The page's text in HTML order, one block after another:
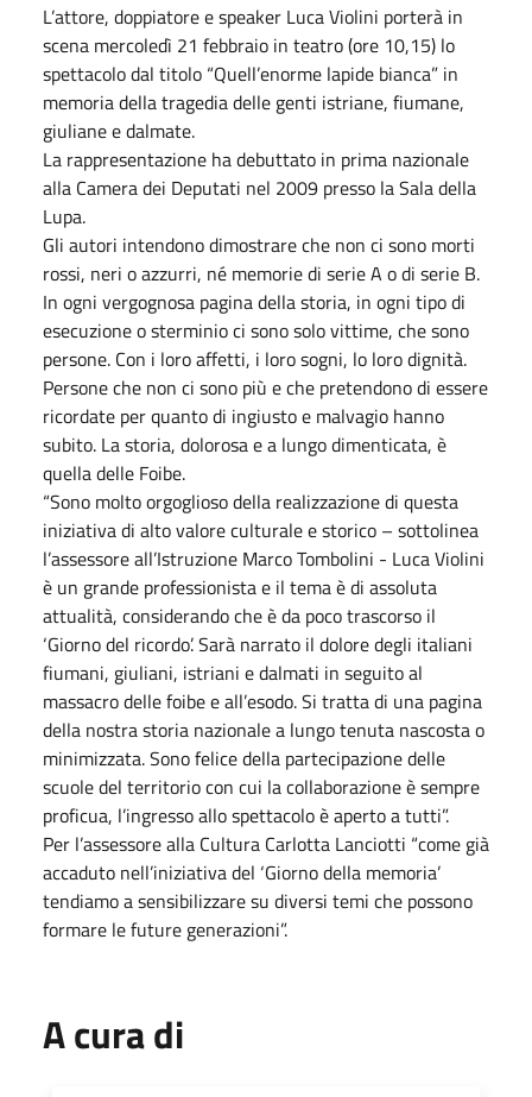
L’attore, doppiatore e speaker Luca Violini porterà in
scena mercoledì 21 febbraio in teatro (ore 10,15) lo
spettacolo dal titolo “Quell’enorme lapide bianca” in
memoria della tragedia delle genti istriane, fiumane,
giuliane e dalmate.
La rappresentazione ha debuttato in prima nazionale
alla Camera dei Deputati nel 2009 presso la Sala della
Lupa.
Gli autori intendono dimostrare che non ci sono morti
rossi, neri o azzurri, né memorie di serie A o di serie B.
In ogni vergognosa pagina della storia, in ogni tipo di
esecuzione o sterminio ci sono solo vittime, che sono
persone. Con i loro affetti, i loro sogni, lo loro dignità.
Persone che non ci sono più e che pretendono di essere
ricordate per quanto di ingiusto e malvagio hanno
subito. La storia, dolorosa e a lungo dimenticata, è
quella delle Foibe.
“Sono molto orgoglioso della realizzazione di questa
iniziativa di alto valore culturale e storico – sottolinea
l’assessore all’Istruzione Marco Tombolini - Luca Violini
è un grande professionista e il tema è di assoluta
attualità, considerando che è da poco trascorso il
‘Giorno del ricordo’. Sarà narrato il dolore degli italiani
fiumani, giuliani, istriani e dalmati in seguito al
massacro delle foibe e all’esodo. Si tratta di una pagina
della nostra storia nazionale a lungo tenuta nascosta o
minimizzata. Sono felice della partecipazione delle
scuole del territorio con cui la collaborazione è sempre
proficua, l’ingresso allo spettacolo è aperto a tutti”.
Per l’assessore alla Cultura Carlotta Lanciotti “come già
accaduto nell’iniziativa del ‘Giorno della memoria’
tendiamo a sensibilizzare su diversi temi che possono
formare le future generazioni”.
A cura di